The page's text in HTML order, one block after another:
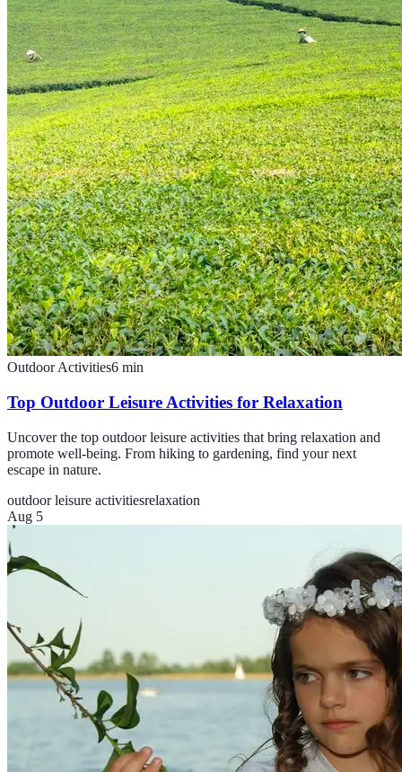
Outdoor Activities6 min
Top Outdoor Leisure Activities for Relaxation
Uncover the top outdoor leisure activities that bring relaxation and
promote well-being. From hiking to gardening, find your next
escape in nature.
outdoor leisure activitiesrelaxation
Aug 5